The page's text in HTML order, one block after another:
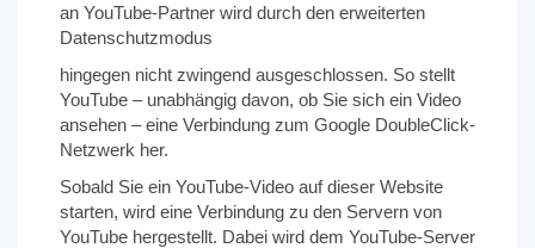
an YouTube-Partner wird durch den erweiterten
Datenschutzmodus
hingegen nicht zwingend ausgeschlossen. So stellt
YouTube – unabhängig davon, ob Sie sich ein Video
ansehen – eine Verbindung zum Google DoubleClick-
Netzwerk her.
Sobald Sie ein YouTube-Video auf dieser Website
starten, wird eine Verbindung zu den Servern von
YouTube hergestellt. Dabei wird dem YouTube-Server